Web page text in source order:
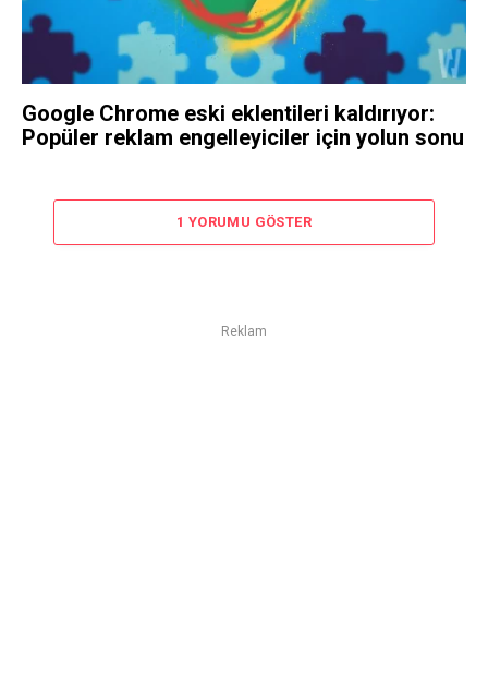
Google Chrome eski eklentileri kaldırıyor:
Popüler reklam engelleyiciler için yolun sonu
1 YORUMU GÖSTER
Reklam